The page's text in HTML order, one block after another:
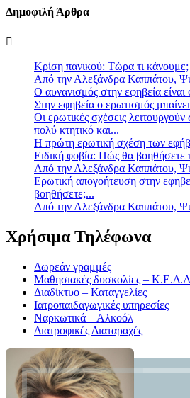
Δημοφιλή Άρθρα
Κρίση πανικού: Τώρα τι κάνουμε;
Από την Αλεξάνδρα Καππάτου,
Ο αυνανισμός στην εφηβεία είναι
Στην εφηβεία ο ερωτισμός
Οι ερωτικές σχέσεις
πολύ κτητικό και...
Η πρώτη ερωτική σχέση των
Ειδική φοβία: Πώς θα βοηθήσετε
Από την Αλεξάνδρα Καππάτου,
Ερωτική απογοήτευση στην
βοηθήσετε;...
Από την Αλεξάνδρα Καππάτου,
Χρήσιμα Τηλέφωνα
Δωρεάν γραμμές
Μαθησιακές δυσκολίες –
Διαδίκτυο – Καταγγελίες
Ιατροπαιδαγωγικές υπηρεσίες
Ναρκωτικά – Αλκοόλ
Διατροφικές Διαταραχές